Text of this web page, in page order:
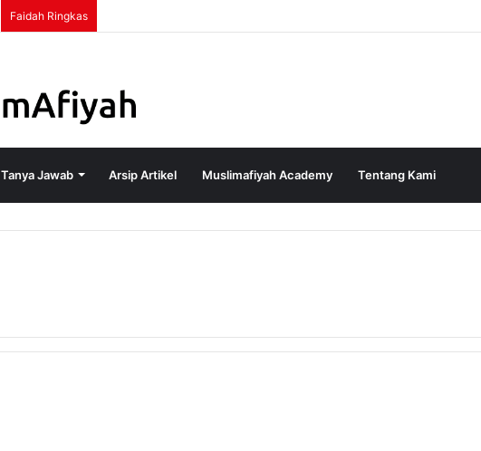
Faidah Ringkas
Tanya Jawab Arsip Artikel Muslimafiyah Academy Tentang Kami